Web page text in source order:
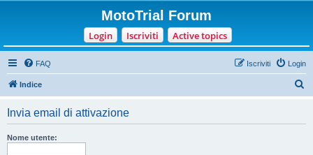
MotoTrial Forum
Login Iscriviti Active topics
FAQ Login
Iscriviti
Indice
Invia email di attivazione
Nome utente: